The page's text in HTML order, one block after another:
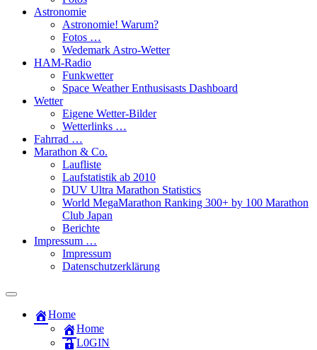
Astronomie
Astronomie! Warum?
Fotos …
Wedemark Astro-Wetter
HAM-Radio
Funkwetter
Space Weather Enthusisasts Dashboard
Wetter
Eigene Wetter-Bilder
Wetterlinks …
Fahrrad …
Marathon & Co.
Laufliste
Laufstatistik ab 2010
DUV Ultra Marathon Statistics
World MegaMarathon Ranking 300+ by 100 Marathon
Club Japan
Berichte
Impressum …
Impressum
Datenschutzerklärung
Toggle
field
Home
Home
L​0​​GIN